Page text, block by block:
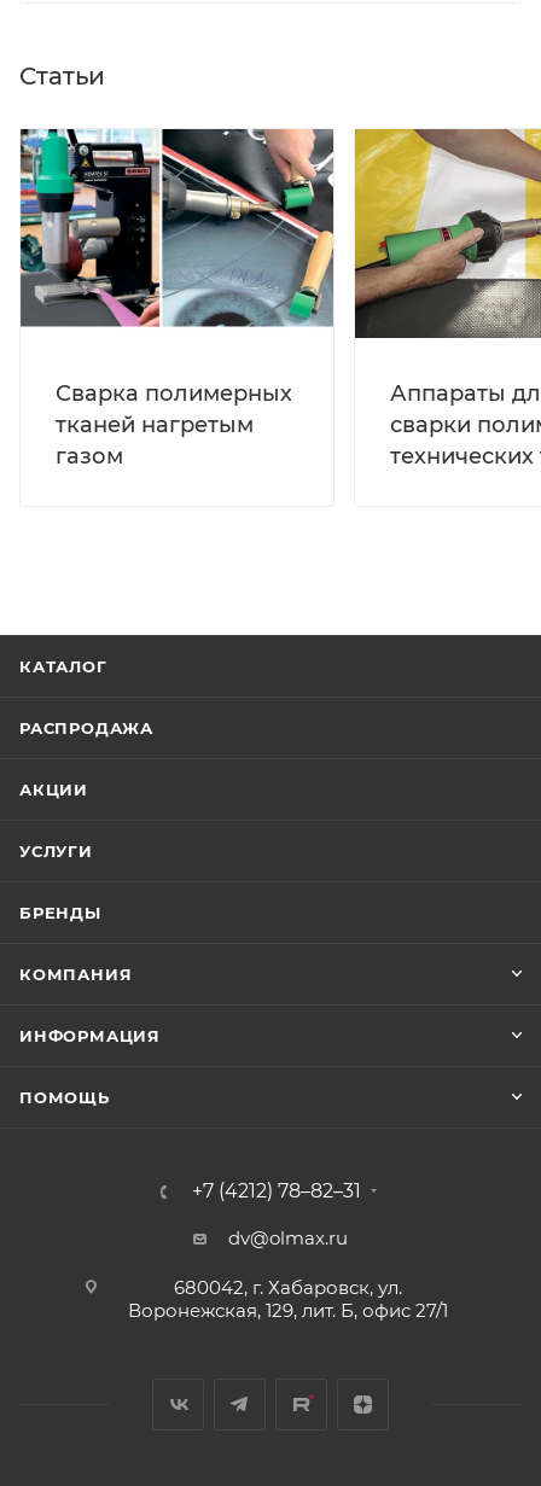
Статьи
Сварка полимерных
тканей нагретым
газом
Аппараты
сварки
технических
КАТАЛОГ
РАСПРОДАЖА
АКЦИИ
УСЛУГИ
БРЕНДЫ
КОМПАНИЯ
ИНФОРМАЦИЯ
ПОМОЩЬ
+7 (4212) 78–82–31
dv@olmax.ru
680042, г. Хабаровск, ул.
Воронежская, 129, лит. Б, офис 27/1